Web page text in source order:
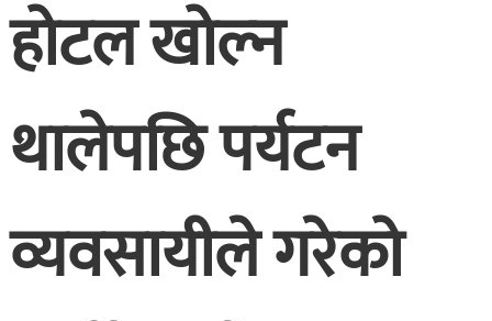
होटल खोल्न
थालेपछि पर्यटन
व्यवसायीले गरेको